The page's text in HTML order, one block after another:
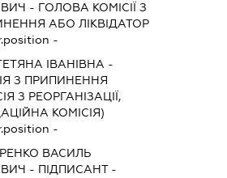
- ГОЛОВА КОМІСІЇ З
АБО ЛІКВІДАТОР
-
ІВАНІВНА -
З ПРИПИНЕННЯ
З РЕОРГАНІЗАЦІЇ,
КОМІСІЯ)
-
ВАСИЛЬ
- ПІДПИСАНТ-